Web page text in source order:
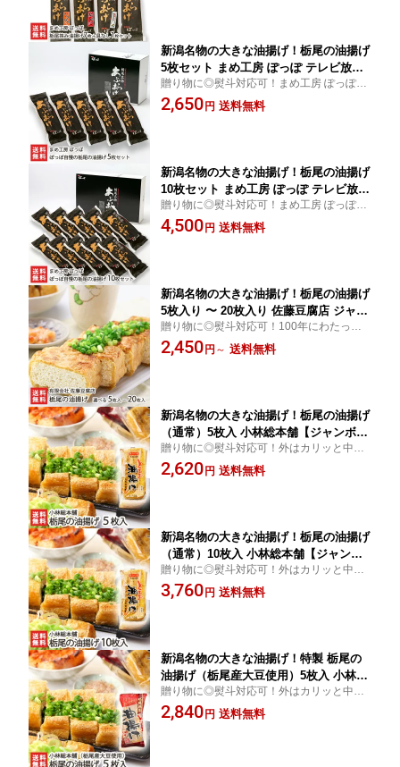
新潟名物の大きな油揚げ！栃尾の油揚げ
5枚セット まめ工房 ぽっぽ テレビ放映
で大注目 ジャンボ油揚げ ケンミンショ
ー 新潟県 生産者直送 お取り寄せ ギフ
贈り物に◎熨斗対応可！まめ工房 ぽっぽの
栃尾の油揚げセット。外はカリッ、中はふ
んわり。キメが細かく、なめらかな舌触り
2,650 円 送料無料
新潟名物の大きな油揚げ！栃尾の油揚げ
10枚セット まめ工房 ぽっぽ テレビ放映
で大注目 ジャンボ油揚げ ケンミンショ
ー 新潟県 生産者直送 お取り寄せ ギフ
贈り物に◎熨斗対応可！まめ工房 ぽっぽの
栃尾の油揚げセット。外はカリッ、中はふ
んわり。キメが細かく、なめらかな舌触り
4,500 円 送料無料
新潟名物の大きな油揚げ！栃尾の油揚げ
5枚入り 〜 20枚入り 佐藤豆腐店 ジャン
ボ油揚げ ケンミンショー 新潟県 生産者
直送 お取り寄せ ギフト プレゼント 贈
贈り物に◎熨斗対応可！100年にわたって
油揚げを作り続ける佐藤豆腐店から「栃尾
の油揚げ」を直送！外はパリッと中はフワ
2,450 円 ～ 送料無料
新潟名物の大きな油揚げ！栃尾の油揚げ
（通常）5枚入 小林総本舗【ジャンボ油
揚げ/ケンミンショー】【お土産/手土産/
プレゼント/ギフトに！贈り物】【送料
贈り物に◎熨斗対応可！外はカリッと中は
ふっくら柔らかな栃尾の油揚げ！厳選した
大豆とこだわりの製法が美味しさの秘密で
2,620 円 送料無料
新潟名物の大きな油揚げ！栃尾の油揚げ
（通常）10枚入 小林総本舗【ジャンボ
油揚げ/ケンミンショー】【お土産/手土
産/プレゼント/ギフトに！贈り物】【送
贈り物に◎熨斗対応可！外はカリッと中は
ふっくら柔らかな栃尾の油揚げ！厳選した
大豆とこだわりの製法が美味しさの秘密で
3,760 円 送料無料
新潟名物の大きな油揚げ！特製 栃尾の
油揚げ（栃尾産大豆使用）5枚入 小林総
本舗【ジャンボ油揚げ/ケンミンショ
ー】【お土産/手土産/プレゼント/ギフト
贈り物に◎熨斗対応可！外はカリッと中は
ふっくら柔らかな栃尾の油揚げ！厳選した
大豆とこだわりの製法が美味しさの秘密で
2,840 円 送料無料